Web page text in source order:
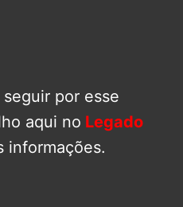
por esse
aqui no Legado
informações.